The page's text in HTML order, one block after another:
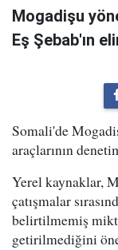
Mogadişu
Eş Şebab'ın
Somali'de
araçlarının
Yerel kaynaklar,
çatışmalar
belirtilmemiş
getirilmediğini